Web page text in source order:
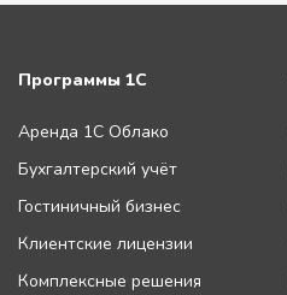
Программы 1С
Аренда 1С Облако
Бухгалтерский учёт
Гостиничный бизнес
Клиентские лицензии
Комплексные решения